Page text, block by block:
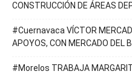
CONSTRUCCIÓN DE ÁREAS
#Cuernavaca VÍCTOR
APOYOS, CON MERCADO DEL
#Morelos TRABAJA